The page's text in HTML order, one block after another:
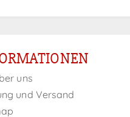
uns
und Versand